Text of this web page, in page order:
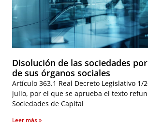
Disolución de las sociedades
de sus órganos sociales
Artículo 363.1 Real Decreto Legislativo 1/
julio, por el que se aprueba el texto
Sociedades de Capital
Leer más »